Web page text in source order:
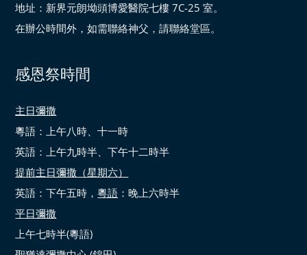
地址：新界元朗坳頭博愛醫院七樓 7C-25 室。
在辦公時間外，如需聯絡神父，請聯絡堂區。
感恩祭時間
主日彌撒
粵語：上午八時、十一時
英語：上午九時半、下午十二時半
提前主日彌撒（星期六）
英語：下午五時，粵語 ：晚上六時半
平日彌撒
上午七時半(粵語)